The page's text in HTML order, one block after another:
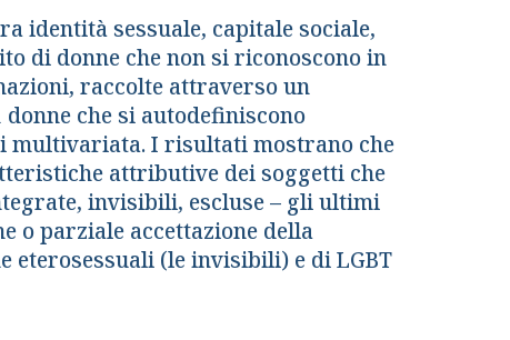
identità sessuale, capitale sociale,
di donne che non si riconoscono in
raccolte attraverso un
che si autodefiniscono
multivariata. I risultati mostrano che
attributive dei soggetti che
invisibili, escluse – gli ultimi
o parziale accettazione della
(le invisibili) e di LGBT